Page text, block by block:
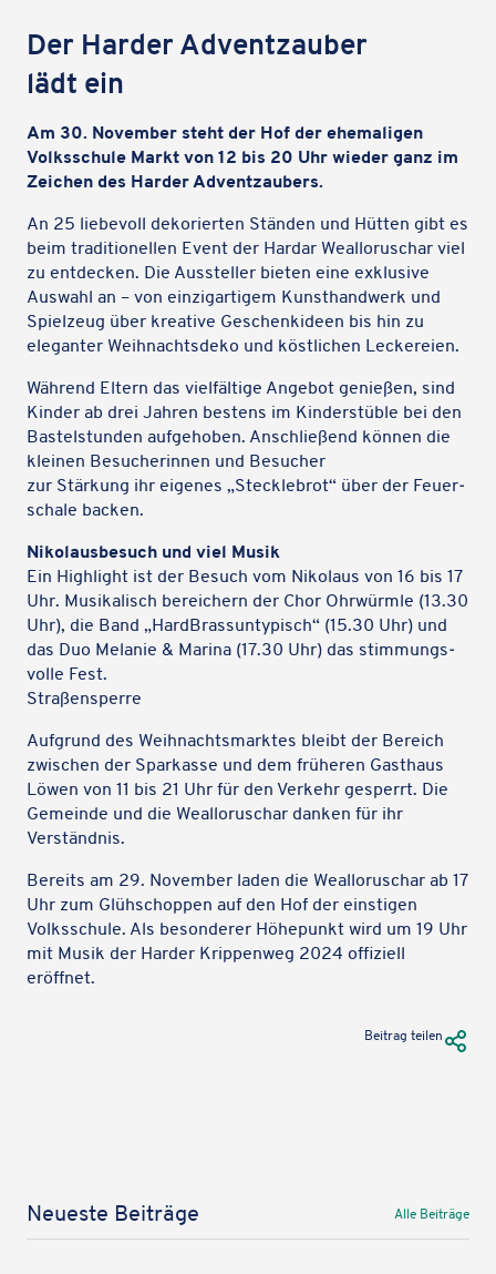
Der Harder Advent­zau­ber
lädt ein
Am 30. Novem­ber steht der Hof der ehema­li­gen
Volks­schule Markt von 12 bis 20 Uhr wieder ganz im
Zeichen des Harder Adventzaubers.
An 25 liebe­voll deko­rier­ten Ständen und Hütten gibt es
beim tradi­tio­nel­len Event der Hardar Weal­lo­ru­schar viel
zu entde­cken. Die Ausstel­ler bieten eine exklu­sive
Auswahl an – von einzig­ar­ti­gem Kunst­hand­werk und
Spiel­zeug über krea­tive Geschenk­ideen bis hin zu
elegan­ter Weih­nachts­deko und köst­li­chen Leckereien.
Während Eltern das viel­fäl­tige Angebot genie­ßen, sind
Kinder ab drei Jahren bestens im Kinder­st­üble bei den
Bastel­stun­den aufge­ho­ben. Anschlie­ßend können die
kleinen Besu­che­rin­nen und Besucher
zur Stär­kung ihr eigenes „Steck­leb­rot“ über der Feuer­
schale backen.
Niko­laus­be­such und viel Musik
Ein High­light ist der Besuch vom Niko­laus von 16 bis 17
Uhr. Musi­ka­lisch berei­chern der Chor Ohrwürmle (13.30
Uhr), die Band „Hard­Brass­un­ty­pisch“ (15.30 Uhr) und
das Duo Melanie & Marina (17.30 Uhr) das stim­mungs­
volle Fest.
Straßensperre
Aufgrund des Weih­nachts­mark­tes bleibt der Bereich
zwischen der Spar­kasse und dem frühe­ren Gast­haus
Löwen von 11 bis 21 Uhr für den Verkehr gesperrt. Die
Gemeinde und die Weal­lo­ru­schar danken für ihr
Verständnis.
Bereits am 29. Novem­ber laden die Weal­lo­ru­schar ab 17
Uhr zum Glüh­schop­pen auf den Hof der eins­ti­gen
Volks­schule. Als beson­de­rer Höhe­punkt wird um 19 Uhr
mit Musik der Harder Krip­pen­weg 2024 offi­zi­ell
eröffnet.
Beitrag teilen URL
Neueste Beiträge Alle Beiträge
Karteninhalte zulassen
Wir verwenden Google Maps, um Karten auf unserer Website